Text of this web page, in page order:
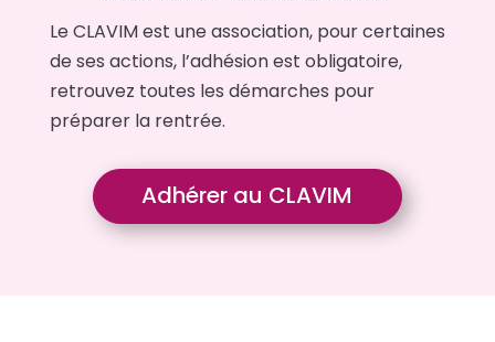
Le CLAVIM est une association, pour certaines
de ses actions, l’adhésion est obligatoire,
retrouvez toutes les démarches pour
préparer la rentrée.
Adhérer au CLAVIM